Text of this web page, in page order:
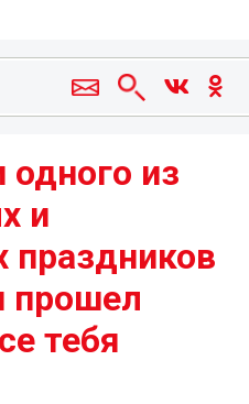
из
и
праздников
прошел
тебя